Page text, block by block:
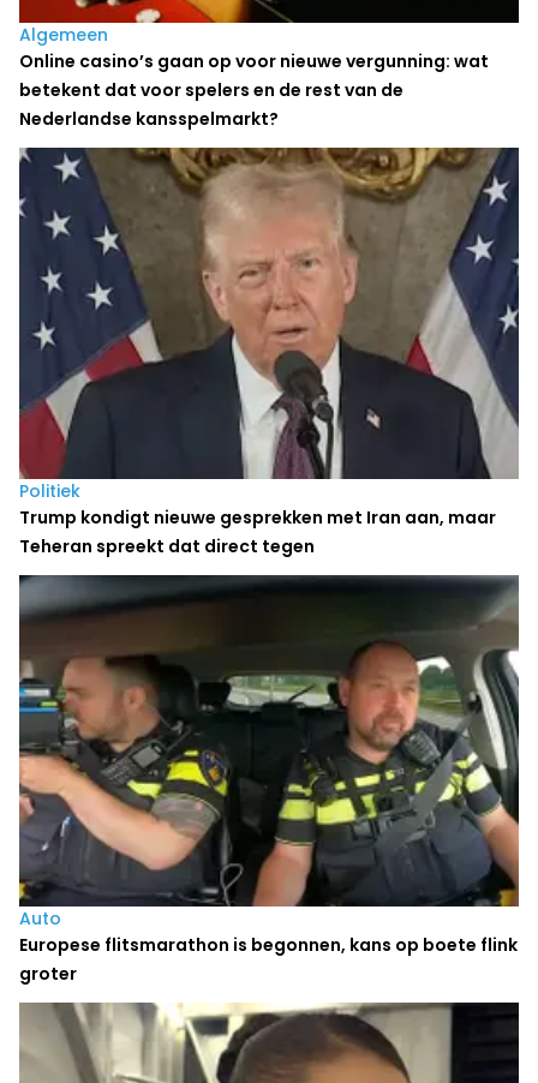
Algemeen
Online casino’s gaan op voor nieuwe vergunning: wat
betekent dat voor spelers en de rest van de
Nederlandse kansspelmarkt?
Politiek
Trump kondigt nieuwe gesprekken met Iran aan, maar
Teheran spreekt dat direct tegen
Auto
Europese flitsmarathon is begonnen, kans op boete flink
groter